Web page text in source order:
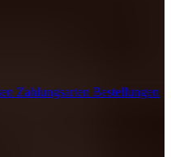
Zahlungsarten Bestellungen